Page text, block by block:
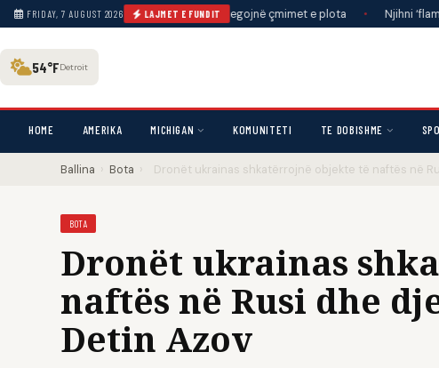
FRIDAY, 7 AUGUST 2026 LAJMET E FUNDIT
që detyrojnë linjat ajrore të tregojnë çmimet e plota • Njihni ‘flamujt rozë’
54°FDetroit
HOME AMERIKA MICHIGAN KOMUNITETI TE DOBISHME
Ballina › Bota › Dronët ukrainas shkatërrojnë objekte të naftës në
BOTA
Dronët ukrainas
naftës në Rusi dhe
Detin Azov